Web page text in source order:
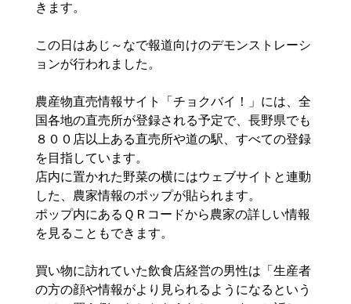
きます。
この日はあじ～なで報道向けのデモンストレーシ
ョンが行われました。
農産物直売情報サイト「チョクバイ！」には、全
国各地の直売所が登録される予定で、長野県でも
８００店以上ある直売所や道の駅、すべての登録
を目指しています。
店内に置かれた野菜の横にはウェブサイトと連動
した、農家情報のポップが貼られます。
ポップ内にあるＱＲコードから農家の詳しい情報
を見ることもできます。
買い物に訪れていた飲食店経営の男性は「生産者
の方の顔や情報がより見られるようになるという